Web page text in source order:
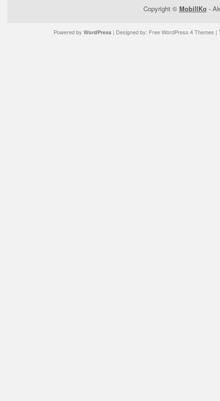
Copyright © MobilIKo-
Powered by WordPress| Designed by: Free WordPress 4 Themes |